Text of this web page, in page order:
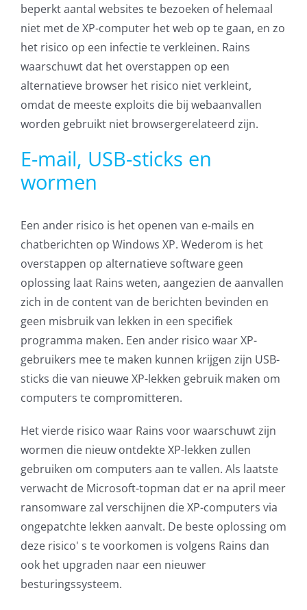
Contact
beperkt aantal websites te bezoeken of helemaal
niet met de XP-computer het web op te gaan, en zo
het risico op een infectie te verkleinen. Rains
waarschuwt dat het overstappen op een
alternatieve browser het risico niet verkleint,
omdat de meeste exploits die bij webaanvallen
worden gebruikt niet browsergerelateerd zijn.
E-mail, USB-sticks en
wormen
Een ander risico is het openen van e-mails en
chatberichten op Windows XP. Wederom is het
overstappen op alternatieve software geen
oplossing laat Rains weten, aangezien de aanvallen
zich in de content van de berichten bevinden en
geen misbruik van lekken in een specifiek
programma maken. Een ander risico waar XP-
gebruikers mee te maken kunnen krijgen zijn USB-
sticks die van nieuwe XP-lekken gebruik maken om
computers te compromitteren.
Het vierde risico waar Rains voor waarschuwt zijn
wormen die nieuw ontdekte XP-lekken zullen
gebruiken om computers aan te vallen. Als laatste
verwacht de Microsoft-topman dat er na april meer
ransomware zal verschijnen die XP-computers via
ongepatchte lekken aanvalt. De beste oplossing om
deze risico' s te voorkomen is volgens Rains dan
ook het upgraden naar een nieuwer
besturingssysteem.